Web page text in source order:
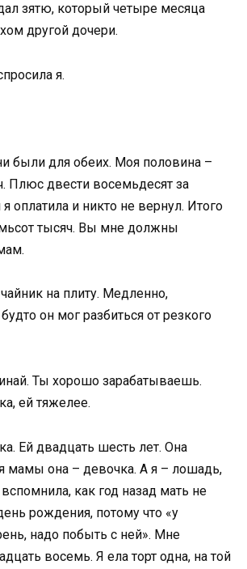
зятю, который четыре месяца
другой дочери.
я.
были для обеих. Моя половина –
Плюс двести восемьдесят за
оплатила и никто не вернул. Итого
тысяч. Вы мне должны
на плиту. Медленно,
он мог разбиться от резкого
Ты хорошо зарабатываешь.
ей тяжелее.
Ей двадцать шесть лет. Она
мамы она – девочка. А я – лошадь,
вспомнила, как год назад мать не
рождения, потому что «у
надо побыть с ней». Мне
восемь. Я ела торт одна, на той